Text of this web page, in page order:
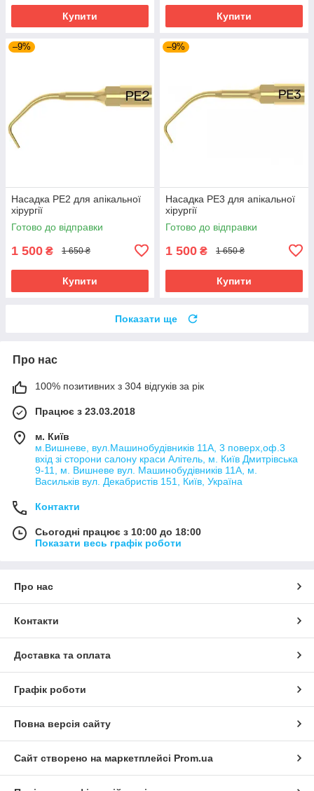
Купити Купити
–9%
Насадка PE2 для апікальної
хірургії
Готово до відправки
1 500 ₴ 1 650 ₴
Купити
–9%
Насадка PE3 для апікальної
хірургії
Готово до відправки
1 500 ₴ 1 650 ₴
Купити
Показати ще
Про нас
100% позитивних з 304 відгуків за рік
Працює з 23.03.2018
м. Київ
м.Вишневе, вул.Машинобудівників 11А, 3 поверх,оф.3
вхід зі сторони салону краси Алітель, м. Київ Дмитрівська
9-11, м. Вишневе вул. Машинобудівників 11А, м.
Васильків вул. Декабристів 151, Київ, Україна
Контакти
Сьогодні працює з 10:00 до 18:00
Показати весь графік роботи
Про нас
Контакти
Доставка та оплата
Графік роботи
Повна версія сайту
Сайт створено на маркетплейсі Prom.ua